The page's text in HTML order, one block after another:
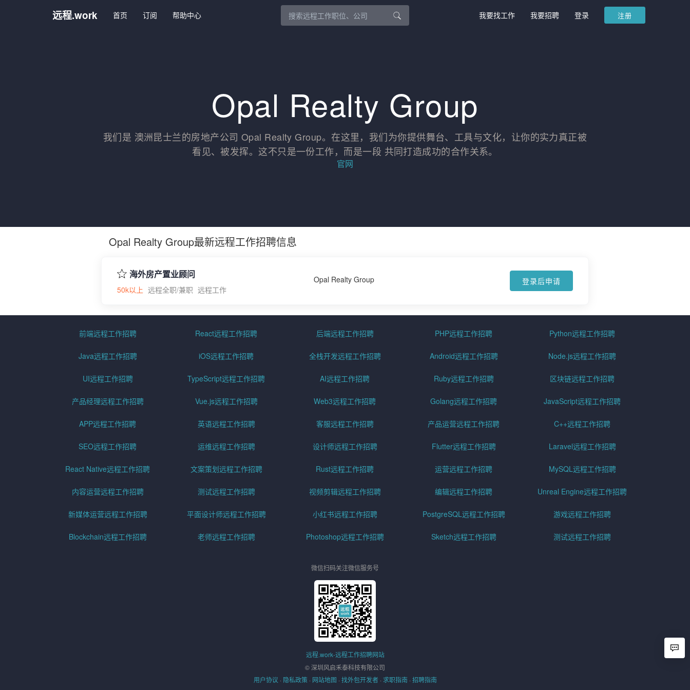
远程.work 首页 订阅 帮助中心 我要找工作 我要招聘 登录 注册
Opal Realty Group
我们是 澳洲昆士兰的房地产公司 Opal Realty Group。在这里，我们为你提供舞台、工具与文化，让你的实力真正被
看见、被发挥。这不只是一份工作，而是一段 共同打造成功的合作关系。
官网
Opal Realty Group最新远程工作招聘信息
海外房产置业顾问
50k以上 远程全职/兼职 远程工作
Opal Realty Group 登录后申请
前端远程工作招聘 React远程工作招聘 后端远程工作招聘 PHP远程工作招聘 Python远程工作招聘
Java远程工作招聘 iOS远程工作招聘 全栈开发远程工作招聘 Android远程工作招聘 Node.js远程工作招聘
UI远程工作招聘 TypeScript远程工作招聘 AI远程工作招聘 Ruby远程工作招聘 区块链远程工作招聘
产品经理远程工作招聘 Vue.js远程工作招聘 Web3远程工作招聘 Golang远程工作招聘 JavaScript远程工作招聘
APP远程工作招聘 英语远程工作招聘 客服远程工作招聘 产品运营远程工作招聘 C++远程工作招聘
SEO远程工作招聘 运维远程工作招聘 设计师远程工作招聘 Flutter远程工作招聘 Laravel远程工作招聘
React Native远程工作招聘 文案策划远程工作招聘 Rust远程工作招聘 运营远程工作招聘 MySQL远程工作招聘
内容运营远程工作招聘 测试远程工作招聘 视频剪辑远程工作招聘 编辑远程工作招聘 Unreal Engine远程工作招聘
新媒体运营远程工作招聘 平面设计师远程工作招聘 小红书远程工作招聘 PostgreSQL远程工作招聘 游戏远程工作招聘
Blockchain远程工作招聘 老师远程工作招聘 Photoshop远程工作招聘 Sketch远程工作招聘 测试远程工作招聘
微信扫码关注微信服务号
远程.work-远程工作招聘网站
© 深圳风启禾泰科技有限公司
用户协议 · 隐私政策 · 网站地图 · 找外包开发者 · 求职指南 · 招聘指南